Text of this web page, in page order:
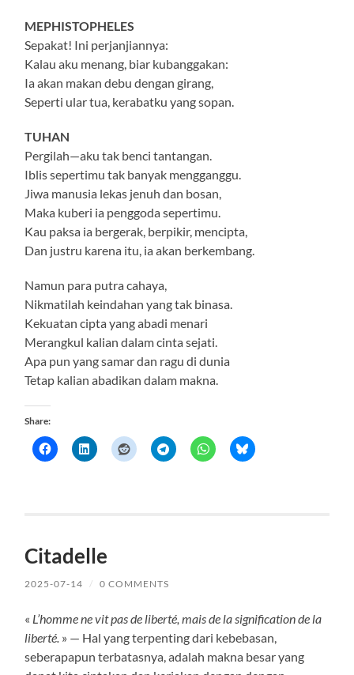
MEPHISTOPHELES
Sepakat! Ini perjanjiannya:
Kalau aku menang, biar kubanggakan:
Ia akan makan debu dengan girang,
Seperti ular tua, kerabatku yang sopan.
TUHAN
Pergilah—aku tak benci tantangan.
Iblis sepertimu tak banyak mengganggu.
Jiwa manusia lekas jenuh dan bosan,
Maka kuberi ia penggoda sepertimu.
Kau paksa ia bergerak, berpikir, mencipta,
Dan justru karena itu, ia akan berkembang.
Namun para putra cahaya,
Nikmatilah keindahan yang tak binasa.
Kekuatan cipta yang abadi menari
Merangkul kalian dalam cinta sejati.
Apa pun yang samar dan ragu di dunia
Tetap kalian abadikan dalam makna.
Share:
Citadelle
2025-07-14 / 0 COMMENTS
« L’homme ne vit pas de liberté, mais de la signification de la
liberté. » — Hal yang terpenting dari kebebasan,
seberapapun terbatasnya, adalah makna besar yang